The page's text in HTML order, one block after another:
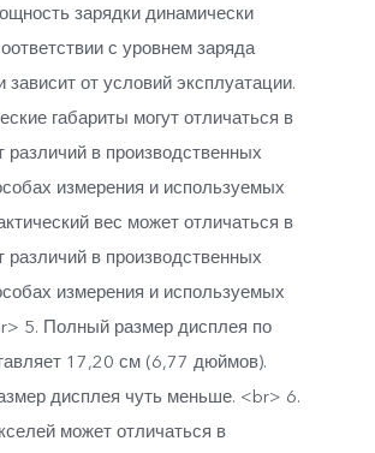
зарядки динамически
с уровнем заряда
зависит от условий эксплуатации.
габариты могут отличаться в
различий в производственных
измерения и используемых
вес может отличаться в
различий в производственных
измерения и используемых
5. Полный размер дисплея по
17,20 см (6,77 дюймов).
дисплея чуть меньше. <br> 6.
может отличаться в